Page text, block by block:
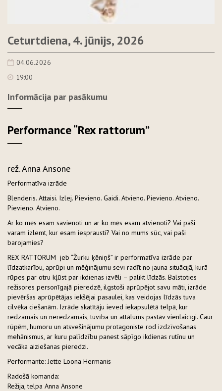
Ceturtdiena, 4. jūnijs, 2026
04.06.2026
19:00
Informācija par pasākumu
Performance “Rex rattorum”
rež. Anna Ansone
Performatīva izrāde
Blenderis. Attaisi. Izlej. Pievieno. Gaidi. Atvieno. Pievieno. Atvieno.
Pievieno. Atvieno.
Ar ko mēs esam savienoti un ar ko mēs esam atvienoti? Vai paši
varam izlemt, kur esam iesprausti? Vai no mums sūc, vai paši
barojamies?
REX RATTORUM jeb “Žurku ķēniņš” ir performatīva izrāde par
līdzatkarību, aprūpi un mēģinājumu sevi radīt no jauna situācijā, kurā
rūpes par otru kļūst par ikdienas izvēli – palikt līdzās. Balstoties
režisores personīgajā pieredzē, ilgstoši aprūpējot savu māti, izrāde
pievēršas aprūpētājas iekšējai pasaulei, kas veidojas līdzās tuva
cilvēka ciešanām. Izrāde skatītāju ieved iekapsulētā telpā, kur
redzamais un neredzamais, tuvība un attālums pastāv vienlaicīgi. Caur
rūpēm, humoru un atsvešinājumu protagoniste rod izdzīvošanas
mehānismus, ar kuru palīdzību panest sāpīgo ikdienas rutīnu un
vecāka aiziešanas pieredzi.
Performante: Jette Loona Hermanis
Radošā komanda:
Režija, telpa Anna Ansone